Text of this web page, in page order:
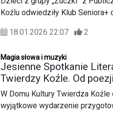
Koźlu odwiedziły Klub
tę okazję przedstawienie
18.01.2026 22:07 2
Magia słowa i muzyki
Jesienne Spotkanie
Twierdzy Koźle. Od
W Domu Kultury Twierdza
wyjątkowe wydarzenie